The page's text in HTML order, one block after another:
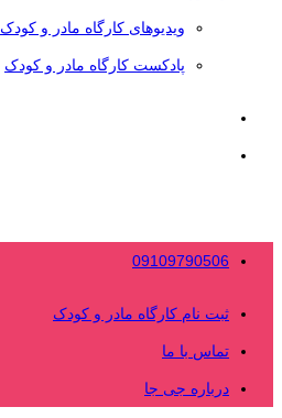
ویدیوهای کارگاه مادر و کودک
پادکست کارگاه مادر و کودک
09109790506
ثبت نام کارگاه مادر و کودک
تماس با ما
درباره جی جا